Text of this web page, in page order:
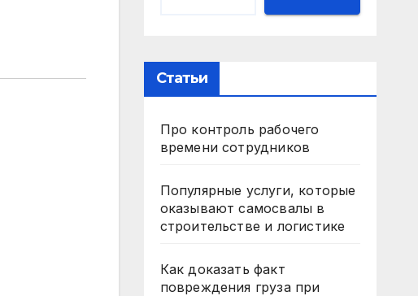
Статьи
Про контроль рабочего
времени сотрудников
Популярные услуги, которые
оказывают самосвалы в
строительстве и логистике
Как доказать факт
повреждения груза при